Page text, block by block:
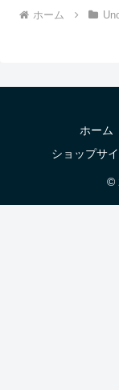
ホーム
ホーム
ショップサ
©